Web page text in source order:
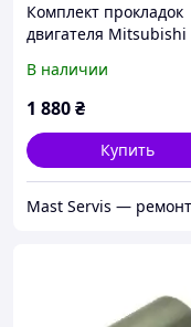
Комплект прокладок
двигателя Mitsubishi
920268,
В наличии
1 880₴
Купить